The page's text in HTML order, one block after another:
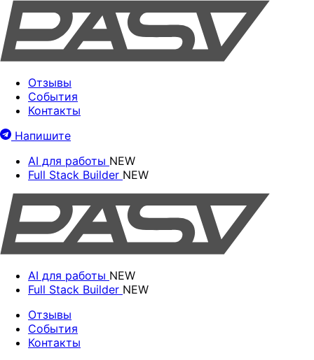
Отзывы
События
Контакты
Напишите
AI для работы NEW
Full Stack Builder NEW
AI для работы NEW
Full Stack Builder NEW
Отзывы
События
Контакты